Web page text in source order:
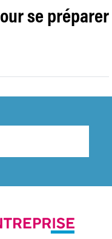
se préparer